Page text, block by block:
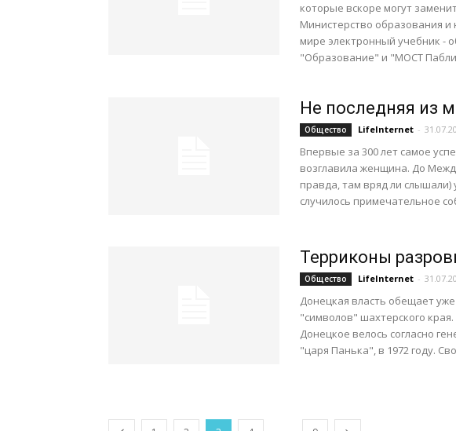
которые вскоре могут
Министерство образования
мире электронный учебник -
"Образование" и "МОСТ
Не последняя из
Общество LifeInternet -
Впервые за 300 лет самое
возглавила женщина. До
правда, там вряд ли слышали)
случилось примечательное
Терриконы
Общество LifeInternet -
Донецкая власть обещает
"символов" шахтерского
Донецкое велось согласно
"царя Панька", в 1972 году.